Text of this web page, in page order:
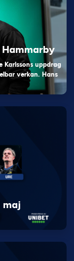
Karlssons uppdrag
verkan. Hans
maj